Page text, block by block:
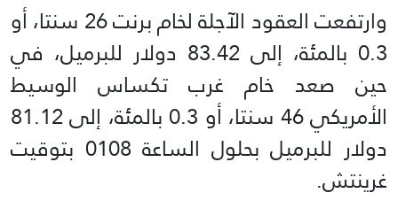
وارتفعت العقود الآجلة لخام برنت 26 سنتا، أو
0.3 بالمئة، إلى 83.42 دولار للبرميل، في
حين صعد خام غرب تكساس الوسيط
الأمريكي 46 سنتا، أو 0.3 بالمئة، إلى 81.12
دولار للبرميل بحلول الساعة 0108 بتوقيت
غرينتش.